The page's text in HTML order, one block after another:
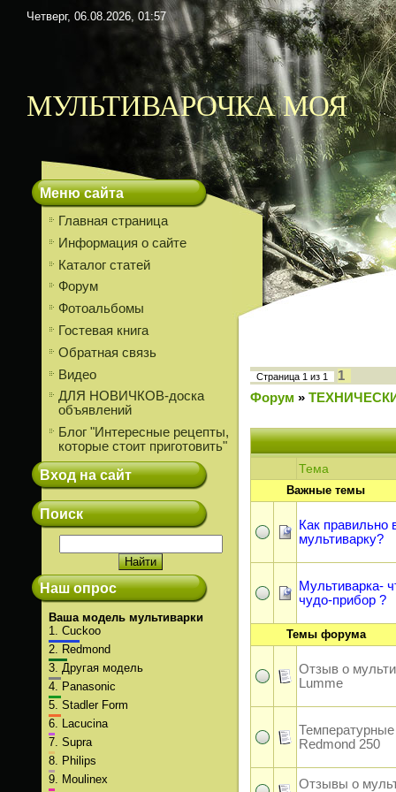
Четверг, 06.08.2026, 01:57
МУЛЬТИВАРОЧКА МОЯ
Меню сайта
Главная страница
Информация о сайте
Каталог статей
Форум
Фотоальбомы
Гостевая книга
Обратная связь
Видео
ДЛЯ НОВИЧКОВ-доска
объявлений
Блог "Интересные рецепты,
которые стоит приготовить"
Вход на сайт
Поиск
Наш опрос
Ваша модель мультиварки
1. Cuckoo
2.
Redmond
3. Другая модель
4.
Panasonic
5. Stadler Form
6.
Lacucina
7. Supra
8.
Philips
9.
Moulinex
Страница 1 из 1
1
Форум »
Тема
Важные темы
Как правильно
мультиварку?
Мультиварка-
чудо-прибор ?
Темы форума
Отзыв о
Lumme
Redmond 250
Отзывы о